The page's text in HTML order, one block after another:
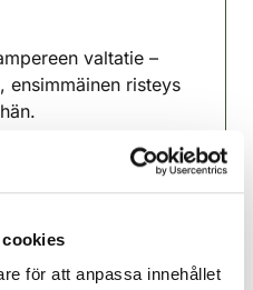
för att anpassa innehållet
valtatie –
ensimmäinen risteys